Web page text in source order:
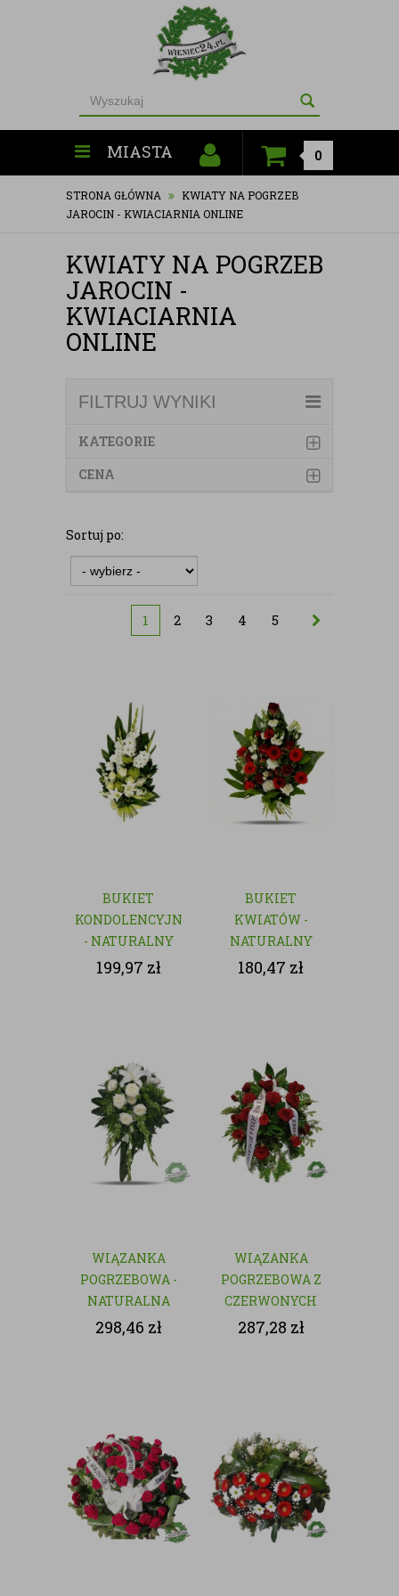
MIASTA 0
STRONA GŁÓWNA
KWIATY NA POGRZEB
JAROCIN - KWIACIARNIA ONLINE
KWIATY NA POGRZEB
JAROCIN -
KWIACIARNIA
ONLINE
FILTRUJ WYNIKI
KATEGORIE
CENA
Sortuj po:
1 2 3 4 5
BUKIET
KONDOLENCYJNY
- NATURALNY
199,97 zł
BUKIET
KWIATÓW -
NATURALNY
180,47 zł
WIĄZANKA
POGRZEBOWA -
NATURALNA
298,46 zł
WIĄZANKA
POGRZEBOWA Z
CZERWONYCH
KWIATÓW
287,28 zł